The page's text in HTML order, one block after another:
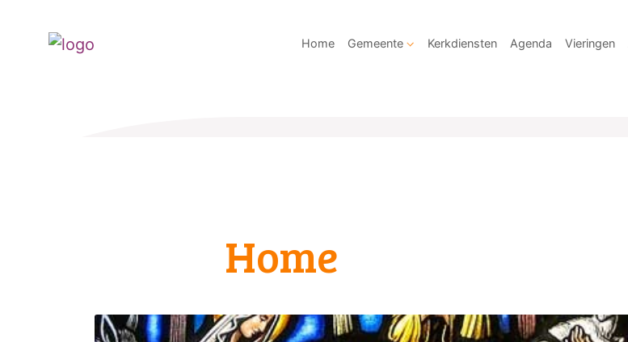
Home Gemeente Kerkdiensten Agenda Vieringen
Home